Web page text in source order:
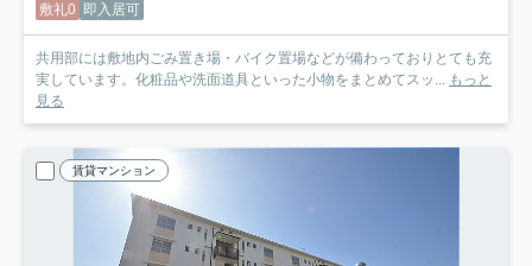
敷礼0 即入居可
共用部には敷地内ごみ置き場・バイク置場などが備わっておりとても充
実しています。化粧品や洗面道具といった小物をまとめてスッ... もっと
見る
賃貸マンション